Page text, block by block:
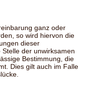
ganz oder
so wird hiervon die
dieser
der unwirksamen
Bestimmung, die
Dies gilt auch im Falle